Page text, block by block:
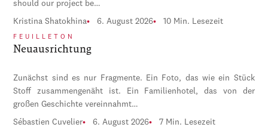
should our project be…
Kristina Shatokhina 6. August 2026 10 Min. Lesezeit
FEUILLETON
Neuausrichtung
Zunächst sind es nur Fragmente. Ein Foto, das wie ein Stück
Stoff zusammengenäht ist. Ein Familienhotel, das von der
großen Geschichte vereinnahmt…
Sébastien Cuvelier 6. August 2026 7 Min. Lesezeit